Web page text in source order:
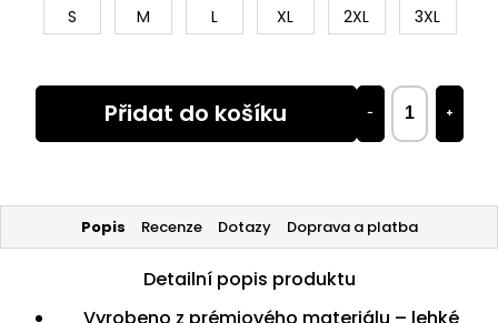
S M L XL 2XL 3XL
+
−
Přidat do košíku
Popis Recenze Dotazy Doprava a platba
Detailní popis produktu